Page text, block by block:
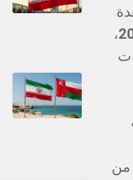
"نيو ستارت الجديدة " في عام 2010. ونصت الوثيقة على أنه بحلول فبراير 2018،
من